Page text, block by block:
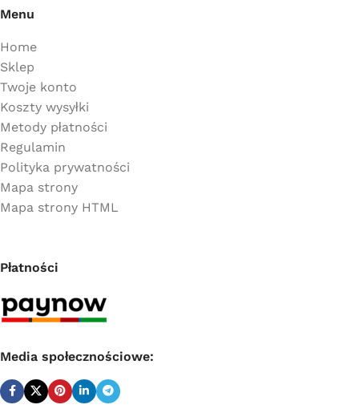
Menu
Home
Sklep
Twoje konto
Koszty wysyłki
Metody płatności
Regulamin
Polityka prywatności
Mapa strony
Mapa strony HTML
Płatności
Media społecznościowe: